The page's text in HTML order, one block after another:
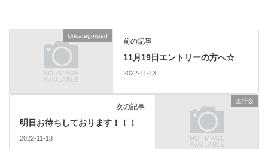
Uncategorized
前の記事
11月19日エントリーの方へ☆
2022-11-13
走行会
次の記事
明日お待ちしております！！！
2022-11-18